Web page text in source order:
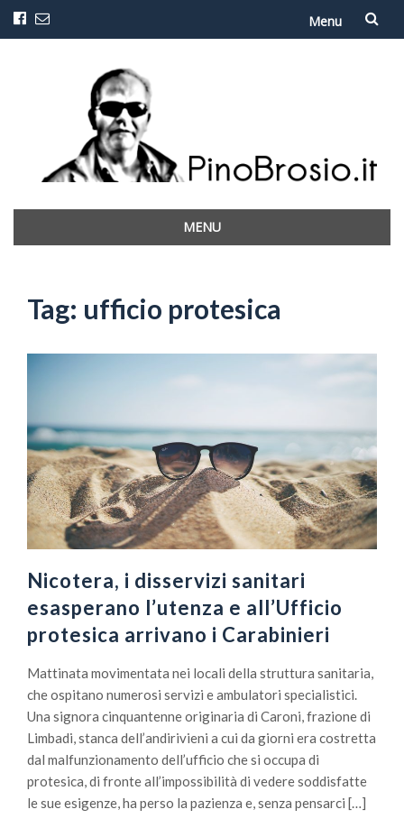
Menu
contenuto
MENU
Tag: ufficio protesica
Nicotera, i disservizi sanitari
esasperano l’utenza e all’Ufficio
protesica arrivano i Carabinieri
Mattinata movimentata nei locali della struttura sanitaria,
che ospitano numerosi servizi e ambulatori specialistici.
Una signora cinquantenne originaria di Caroni, frazione di
Limbadi, stanca dell’andirivieni a cui da giorni era costretta
dal malfunzionamento dell’ufficio che si occupa di
protesica, di fronte all’impossibilità di vedere soddisfatte
le sue esigenze, ha perso la pazienza e, senza pensarci […]